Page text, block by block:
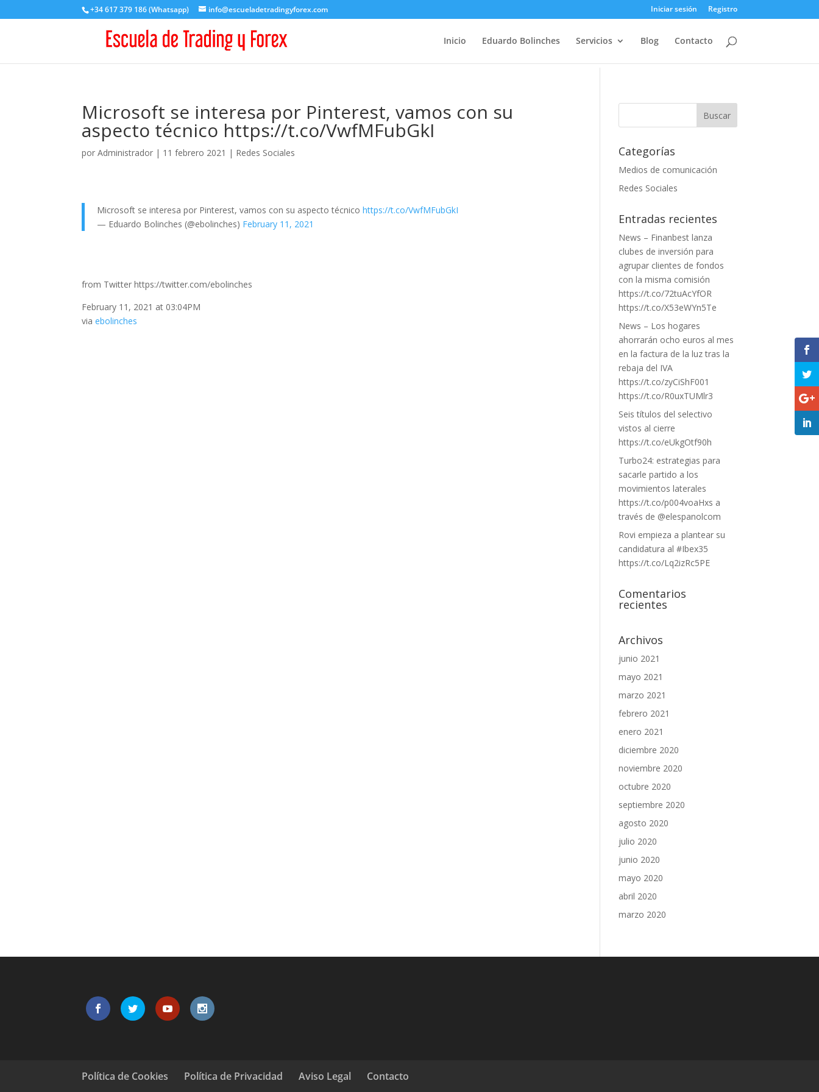
+34 617 379 186 (Whatsapp) info@escueladetradingyforex.com Iniciar sesión Registro
Inicio Eduardo Bolinches Servicios Blog Contacto
Microsoft se interesa por Pinterest, vamos con su
aspecto técnico https://t.co/VwfMFubGkI
porAdministrador | 11 febrero 2021 | Redes Sociales
Microsoft se interesa por Pinterest, vamos con su aspecto técnicohttps://t.co/VwfMFubGkI
— Eduardo Bolinches (@ebolinches) February 11, 2021
from Twitter https://twitter.com/ebolinches
February 11, 2021 at 03:04PM
viaebolinches
Categorías
Medios de comunicación
Redes Sociales
Entradas recientes
News – Finanbest lanza
clubes de inversión para
agrupar clientes de fondos
con la misma comisión
https://t.co/72tuAcYfOR
https://t.co/X53eWYn5Te
News – Los hogares
ahorrarán ocho euros al mes
en la factura de la luz tras la
rebaja del IVA
https://t.co/zyCiShF001
https://t.co/R0uxTUMlr3
Seis títulos del selectivo
vistos al cierre
https://t.co/eUkgOtf90h
Turbo24: estrategias para
sacarle partido a los
movimientos laterales
https://t.co/p004voaHxs a
través de @elespanolcom
Rovi empieza a plantear su
candidatura al #Ibex35
https://t.co/Lq2izRc5PE
Comentarios
recientes
Archivos
junio 2021
mayo 2021
marzo 2021
febrero 2021
enero 2021
diciembre 2020
noviembre 2020
octubre 2020
septiembre 2020
agosto 2020
julio 2020
junio 2020
mayo 2020
abril 2020
marzo 2020
Política de Cookies Política de Privacidad Aviso Legal Contacto